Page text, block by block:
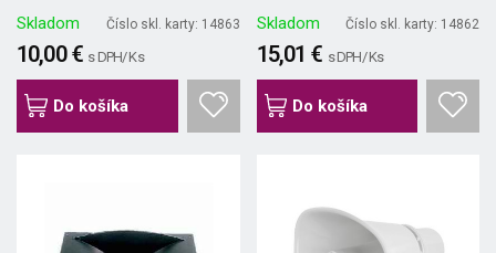
Skladom Číslo skl. karty: 14863
10,00 € s DPH/ Ks
Do košíka
Skladom Číslo skl. karty: 14862
15,01 € s DPH/ Ks
Do košíka